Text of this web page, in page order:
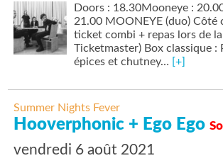
Doors : 18.30Mooneye :
21.00 MOONEYE (duo) Côté
ticket combi + repas lors de
Ticketmaster) Box classique :
épices et chutney… [+]
Summer Nights Fever
Hooverphonic + Ego Ego
vendredi 6 août 2021